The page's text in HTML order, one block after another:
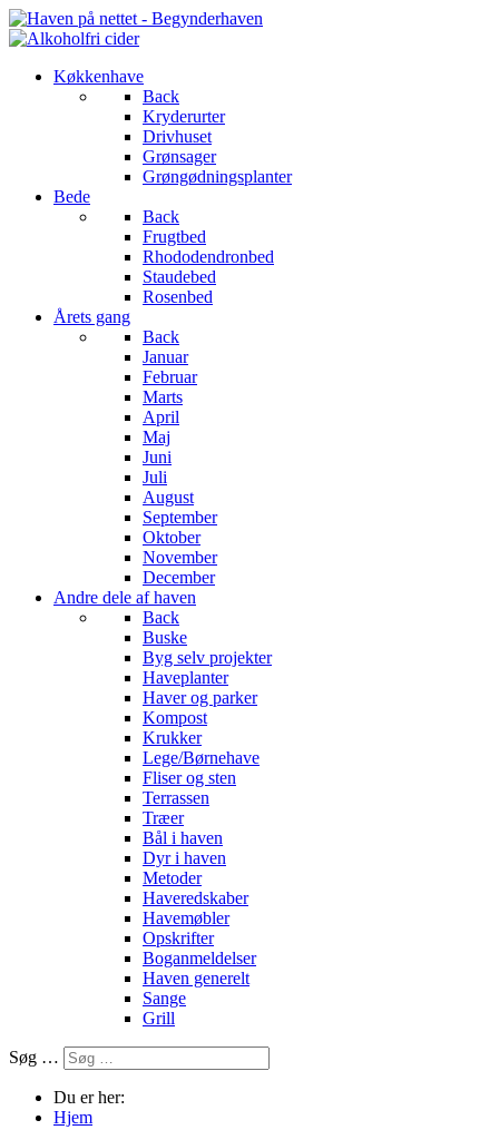
Køkkenhave
Back
Kryderurter
Drivhuset
Grønsager
Grøngødningsplanter
Bede
Back
Frugtbed
Rhododendronbed
Staudebed
Rosenbed
Årets gang
Back
Januar
Februar
Marts
April
Maj
Juni
Juli
August
September
Oktober
November
December
Andre dele af haven
Back
Buske
Byg selv projekter
Haveplanter
Haver og parker
Kompost
Krukker
Lege/Børnehave
Fliser og sten
Terrassen
Træer
Bål i haven
Dyr i haven
Metoder
Haveredskaber
Havemøbler
Opskrifter
Boganmeldelser
Haven generelt
Sange
Grill
Søg …
Du er her:
Hjem